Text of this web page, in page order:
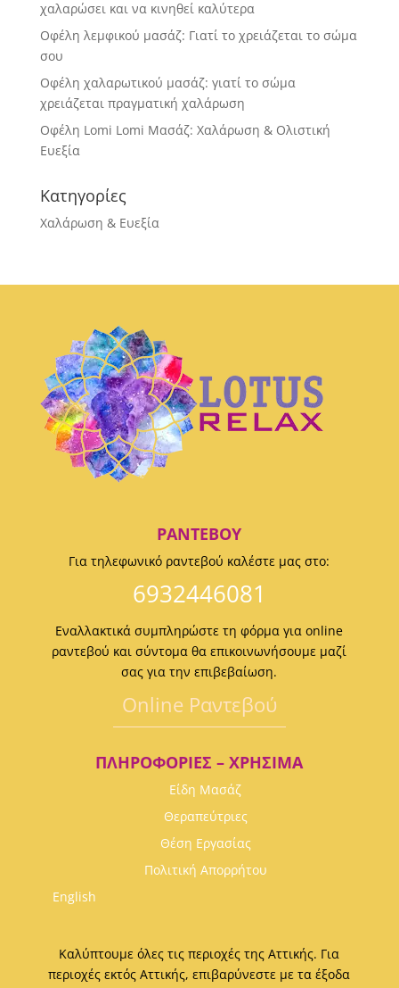
χαλαρώσει και να κινηθεί καλύτερα
Οφέλη λεμφικού μασάζ: Γιατί το χρειάζεται το σώμα
σου
Οφέλη χαλαρωτικού μασάζ: γιατί το σώμα
χρειάζεται πραγματική χαλάρωση
Οφέλη Lomi Lomi Μασάζ: Χαλάρωση & Ολιστική
Ευεξία
Κατηγορίες
Χαλάρωση & Ευεξία
ΡΑΝΤΕΒΟΎ
Για τηλεφωνικό ραντεβού καλέστε μας στο:
6932446081
Εναλλακτικά συμπληρώστε τη φόρμα για online
ραντεβού και σύντομα θα επικοινωνήσουμε μαζί
σας για την επιβεβαίωση.
Οnline Ραντεβού
ΠΛΗΡΟΦΟΡΊΕΣ – ΧΡΉΣΙΜΑ
Είδη Μασάζ
Θεραπεύτριες
Θέση Εργασίας
Πολιτική Απορρήτου
English
Καλύπτουμε όλες τις περιοχές της Αττικής. Για
περιοχές εκτός Αττικής, επιβαρύνεστε με τα έξοδα